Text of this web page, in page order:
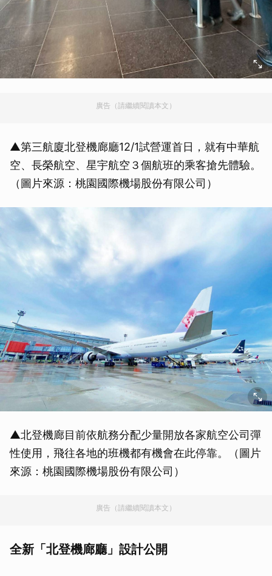
廣告（請繼續閱讀本文）
▲第三航廈北登機廊廳12/1試營運首日，就有中華航
空、長榮航空、星宇航空３個航班的乘客搶先體驗。
（圖片來源：桃園國際機場股份有限公司）
▲北登機廊目前依航務分配少量開放各家航空公司彈
性使用，飛往各地的班機都有機會在此停靠。（圖片
來源：桃園國際機場股份有限公司）
廣告（請繼續閱讀本文）
全新「北登機廊廳」設計公開